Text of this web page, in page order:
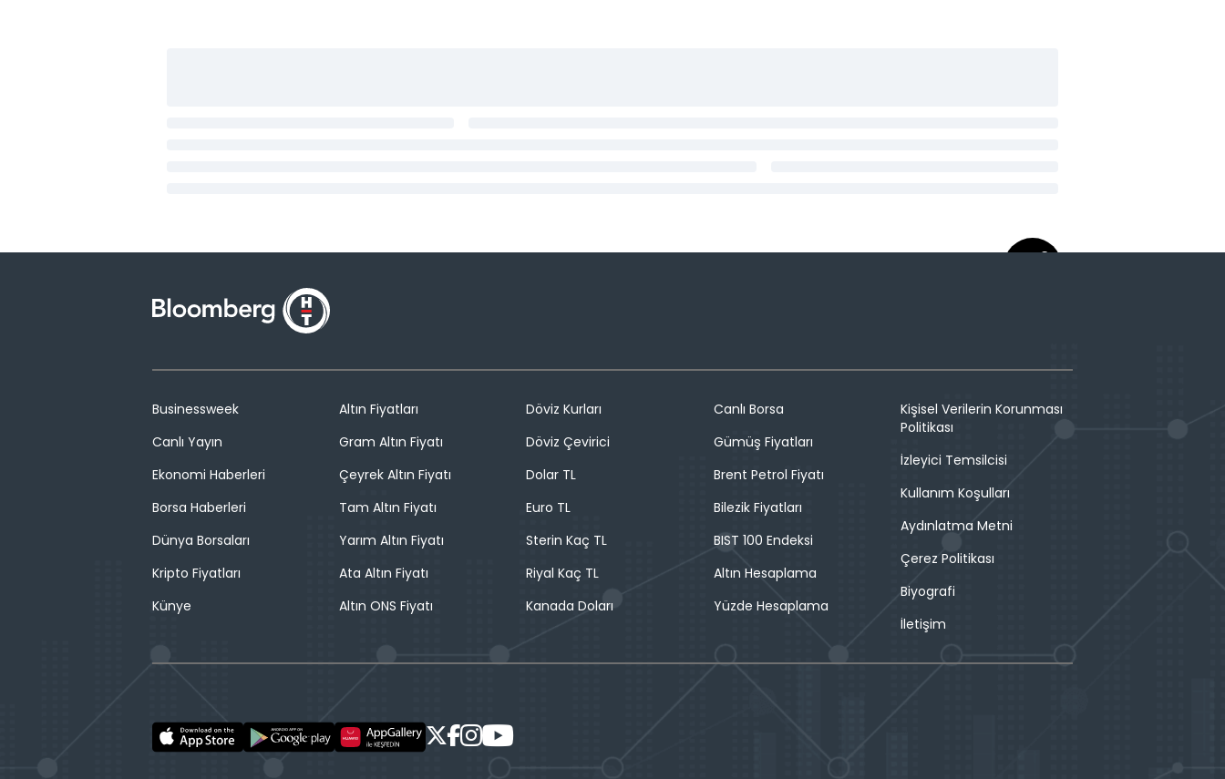
Businessweek
Canlı Yayın
Ekonomi Haberleri
Borsa Haberleri
Dünya Borsaları
Kripto Fiyatları
Künye
Altın Fiyatları
Gram Altın Fiyatı
Çeyrek Altın Fiyatı
Tam Altın Fiyatı
Yarım Altın Fiyatı
Ata Altın Fiyatı
Altın ONS Fiyatı
Döviz Kurları
Döviz Çevirici
Dolar TL
Euro TL
Sterin Kaç TL
Riyal Kaç TL
Kanada Doları
Canlı Borsa
Gümüş Fiyatları
Brent Petrol Fiyatı
Bilezik Fiyatları
BIST 100 Endeksi
Altın Hesaplama
Yüzde Hesaplama
Kişisel Verilerin Korunması
Politikası
İzleyici Temsilcisi
Kullanım Koşulları
Aydınlatma Metni
Çerez Politikası
Biyografi
İletişim